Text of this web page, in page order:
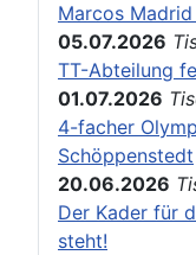
Marcos
05.07.2026
TT-Abteilung
01.07.2026
4-facher
Schöppenstedt
20.06.2026
Der Kader für
steht!